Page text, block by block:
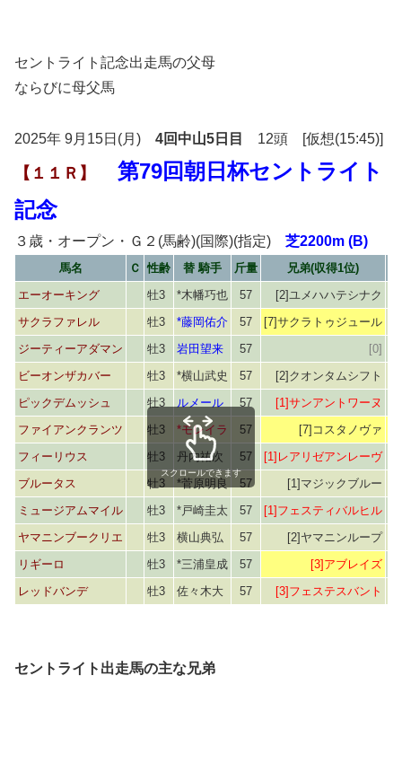
セントライト記念出走馬の父母
ならびに母父馬
2025年 9月15日(月) 4回中山5日目 12頭 [仮想(15:45)]
【１１Ｒ】
第79回朝日杯セントライト
記念
３歳・オープン・Ｇ２(馬齢)(国際)(指定) 芝2200m (B)
馬名 Ｃ 性齢 替 騎手 斤量
兄弟(収得1位)
エーオーキング
牡3 *木幡巧也 57 [2]ユメハハテシナク
サクラファレル
牡3 *藤岡佑介 57 [7]サクラトゥジュール
ジーティーアダマン
牡3 岩田望来 57
[0]
ビーオンザカバー
牡3 *横山武史 57 [2]クオンタムシフト
ピックデムッシュ
牡3 ルメール 57
[1]サンアントワーヌ
ファイアンクランツ
牡3 *モレイラ 57 [7]コスタノヴァ
フィーリウス
牡3 丹内祐次 57
[1]レアリゼアンレーヴ
ブルータス
牡3 *菅原明良 57
[1]マジックブルー
ミュージアムマイル
牡3 *戸崎圭太 57
[1]フェスティバルヒル
ヤマニンブークリエ
牡3 横山典弘 57 [2]ヤマニンループ
リギーロ
牡3 *三浦皇成 57
[3]アブレイズ
レッドバンデ
牡3 佐々木大 57 [3]フェステスバント
スクロールできます
セントライト出走馬の主な兄弟